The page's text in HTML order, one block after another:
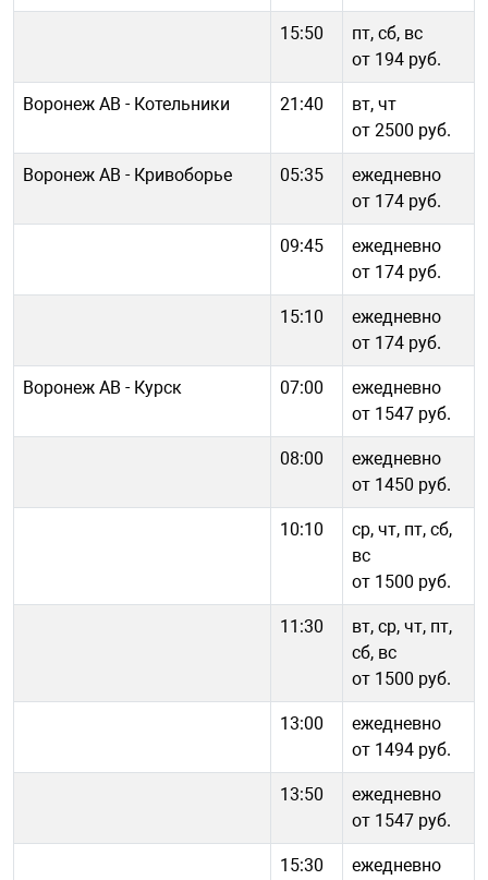
15:50
пт, сб, вс
от 194 руб.
Воронеж АВ - Котельники 21:40
вт, чт
от 2500 руб.
Воронеж АВ - Кривоборье 05:35
ежедневно
от 174 руб.
09:45
ежедневно
от 174 руб.
15:10
ежедневно
от 174 руб.
Воронеж АВ - Курск 07:00
ежедневно
от 1547 руб.
08:00
ежедневно
от 1450 руб.
10:10
ср, чт, пт, сб,
вс
от 1500 руб.
11:30
вт, ср, чт, пт,
сб, вс
от 1500 руб.
13:00
ежедневно
от 1494 руб.
13:50
ежедневно
от 1547 руб.
15:30
ежедневно